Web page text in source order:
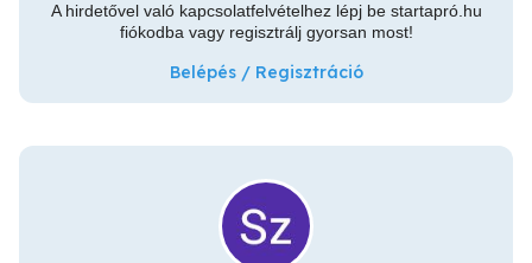
A hirdetővel való kapcsolatfelvételhez lépj be startapró.hu
fiókodba vagy regisztrálj gyorsan most!
Belépés / Regisztráció